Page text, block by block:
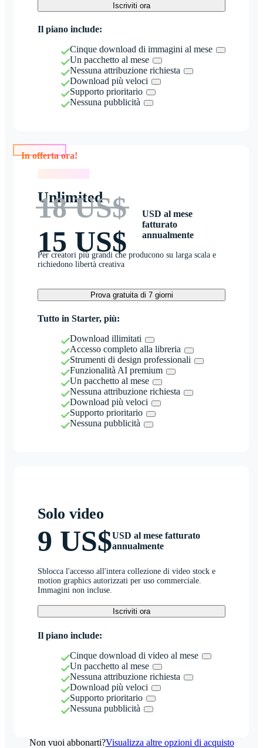
Iscriviti ora
Il piano include:
Cinque download di immagini al mese
Un pacchetto al mese
Nessuna attribuzione richiesta
Download più veloci
Supporto prioritario
Nessuna pubblicità
Unlimited
18 US$
15 US$
USD al mese
fatturato
annualmente
Per creatori più grandi che producono su larga scala e
richiedono libertà creativa
Prova gratuita di 7 giorni
Tutto in Starter, più:
Download illimitati
Accesso completo alla libreria
Strumenti di design professionali
Funzionalità AI premium
Un pacchetto al mese
Nessuna attribuzione richiesta
Download più veloci
Supporto prioritario
Nessuna pubblicità
Solo video
9 US$USD al mese fatturato
annualmente
Sblocca l'accesso all'intera collezione di video stock e
motion graphics autorizzati per uso commerciale.
Immagini non incluse.
Iscriviti ora
Il piano include:
Cinque download di video al mese
Un pacchetto al mese
Nessuna attribuzione richiesta
Download più veloci
Supporto prioritario
Nessuna pubblicità
Non vuoi abbonarti?Visualizza altre opzioni di acquisto